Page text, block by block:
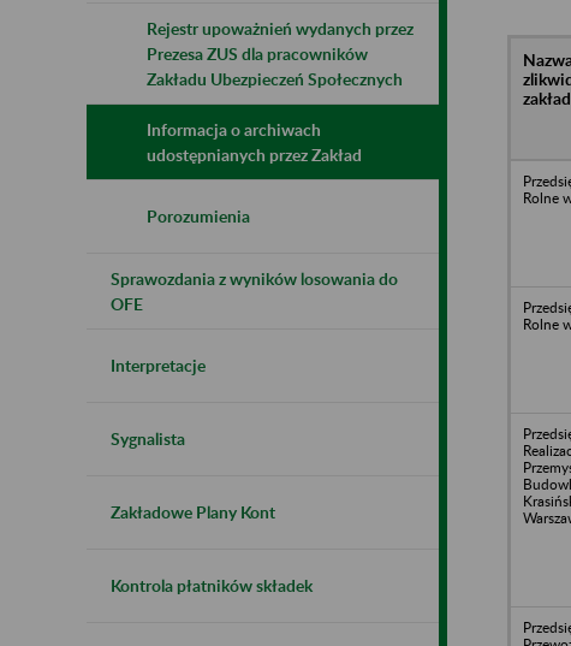
Rejestr upoważnień wydanych przez
Prezesa ZUS dla pracowników
Zakładu Ubezpieczeń Społecznych
Informacja o archiwach
udostępnianych przez Zakład
Porozumienia
Sprawozdania z wyników losowania do
OFE
Interpretacje
Sygnalista
Zakładowe Plany Kont
Kontrola płatników składek
Rolne
Rolne